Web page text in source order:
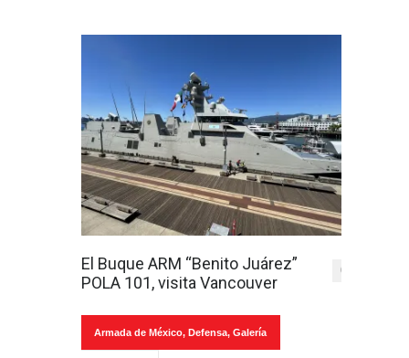
El Buque ARM “Benito Juárez”
POLA 101, visita Vancouver
0
Armada de México, Defensa, Galería